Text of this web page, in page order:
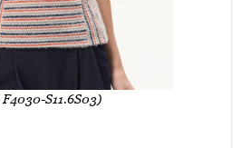
S11.6S03)